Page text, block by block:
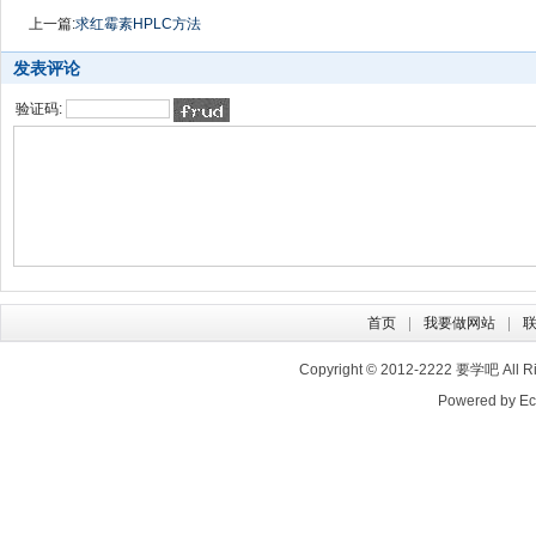
上一篇:求红霉素HPLC方法
发表评论
验证码:
首页 我要做网站
Copyright © 2012-2222 要学吧 All
Powered by